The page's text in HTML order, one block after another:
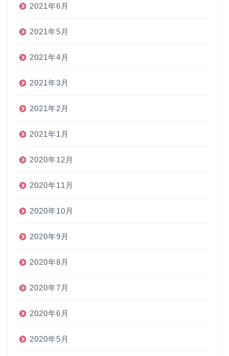
2021年6月
2021年5月
2021年4月
2021年3月
2021年2月
2021年1月
2020年12月
2020年11月
2020年10月
2020年9月
2020年8月
2020年7月
2020年6月
2020年5月